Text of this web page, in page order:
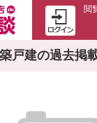
閲
戸建の過去掲